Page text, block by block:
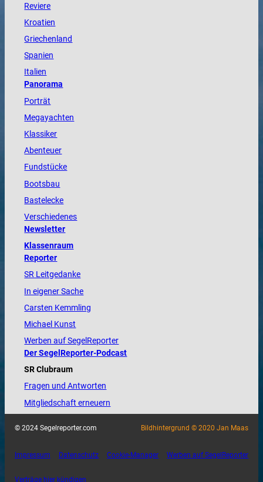
Reviere
Kroatien
Griechenland
Spanien
Italien
Panorama
Porträt
Megayachten
Klassiker
Abenteuer
Fundstücke
Bootsbau
Bastelecke
Verschiedenes
Newsletter
Klassenraum
Reporter
SR Leitgedanke
In eigener Sache
Carsten Kemmling
Michael Kunst
Werben auf SegelReporter
Der SegelReporter-Podcast
SR Clubraum
Fragen und Antworten
Mitgliedschaft erneuern
© 2024 Segelreporter.com Bildhintergrund © 2020 Jan Maas
Impressum Datenschutz Cookie-Manager Werben auf SegelReporter
Verträge hier kündigen